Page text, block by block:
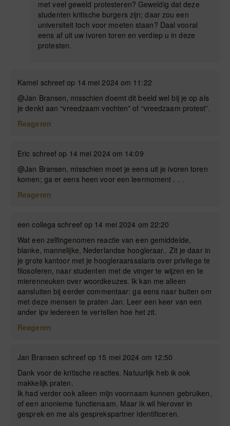
met veel geweld protesteren? Geweldig dat deze
studenten kritische burgers zijn; daar zou een
universiteit toch voor moeten staan? Daal vooral
eens af uit uw ivoren toren en verdiep u in deze
protesten.
Kamel schreef op 14 mei 2024 om 11:22
@Jan Bransen, misschien doemt dit beeld wel bij je op als
je denkt aan “vreedzaam vechten” of “vreedzaam protest”.
Reageren
Eric schreef op 14 mei 2024 om 14:09
@Jan Bransen, misschien moet je eens uit je ivoren toren
komen; ga er eens heen voor een leermoment . . .
Reageren
een collega schreef op 14 mei 2024 om 22:20
Wat een zelfingenomen reactie van een gemiddelde,
blanke, mannelijke, Nederlandse hoogleraar.. Zit je daar in
je grote kantoor met je hoogleraarssalaris over privilege te
filosoferen, naar studenten met de vinger te wijzen en te
mierenneuken over woordkeuzes. Ik kan me alleen
aansluiten bij eerder commentaar: ga eens naar buiten om
met deze mensen te praten Jan. Leer een keer van een
ander ipv iedereen te vertellen hoe het zit.
Reageren
Jan Bransen schreef op 15 mei 2024 om 12:50
Dank voor de kritische reacties. Natuurlijk heb ik ook
makkelijk praten.
Ik had verder ook alleen mijn voornaam kunnen gebruiken,
of een anonieme functienaam. Maar ik wil hierover in
gesprek en me als gesprekspartner identificeren.